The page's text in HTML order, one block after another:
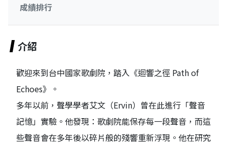
成績排行
介紹
歡迎來到台中國家歌劇院，踏入《迴響之徑 Path of
Echoes》。
多年以前，聲學學者艾文（Ervin）曾在此進行「聲音
記憶」實驗。他發現：歌劇院能保存每一段聲音，而這
些聲音會在多年後以碎片般的殘響重新浮現。他在研究